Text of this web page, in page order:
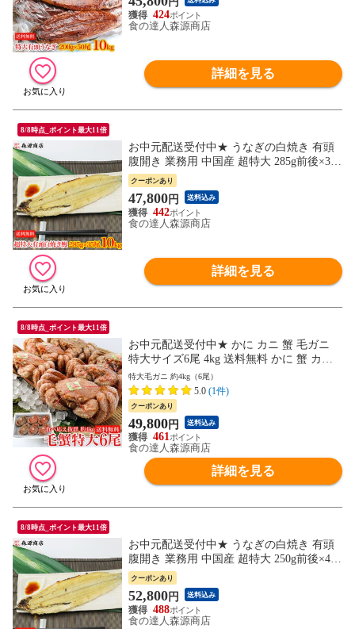
424
食の達人森源商店
詳細を見る
8/8時点_ポイント最大11倍
お中元配送受付中★ うなぎの白焼き 有頭
腹開き 業務用 中国産 超特大 285g前後×35
本 送料無料 お取り寄せグルメ 食品 海鮮
土用丑
クーポンあり
47,800円 送料込み
442
食の達人森源商店
詳細を見る
8/8時点_ポイント最大11倍
お中元配送受付中★ かに カニ 蟹 毛ガニ
特大サイズ6尾 4kg 送料無料 かに 蟹 カニ
お取り寄せグルメ 食品 海鮮
特大毛ガニ 約4kg（6尾）
5.0 (1件)
クーポンあり
49,800円 送料込み
461
食の達人森源商店
詳細を見る
8/8時点_ポイント最大11倍
お中元配送受付中★ うなぎの白焼き 有頭
腹開き 業務用 中国産 超特大 250g前後×40
本 送料無料 お取り寄せグルメ 食品 海鮮
土用丑
クーポンあり
52,800円 送料込み
488
食の達人森源商店